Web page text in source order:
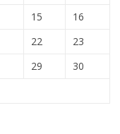
15
16
22
23
29
30